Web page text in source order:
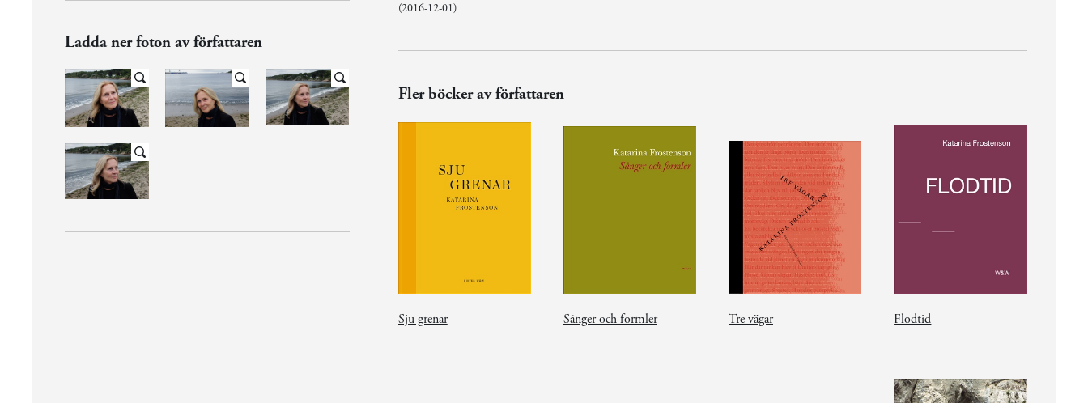
Ladda ner foton av författaren
(2016-12-01)
Fler böcker av författaren
Sju grenar Sånger och formler Tre vägar Flodtid